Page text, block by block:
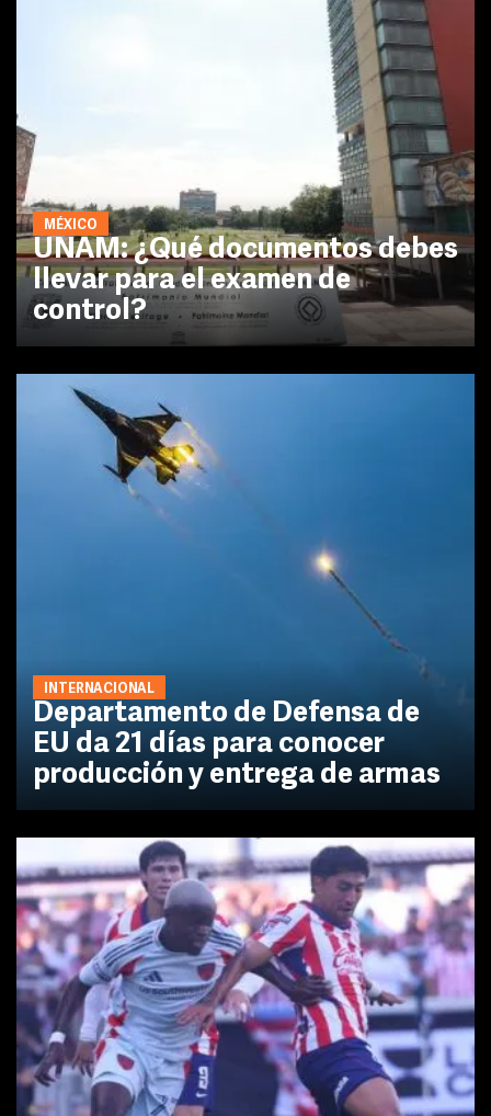
MÉXICO
UNAM: ¿Qué documentos debes
llevar para el examen de
control?
INTERNACIONAL
Departamento de Defensa de
EU da 21 días para conocer
producción y entrega de armas